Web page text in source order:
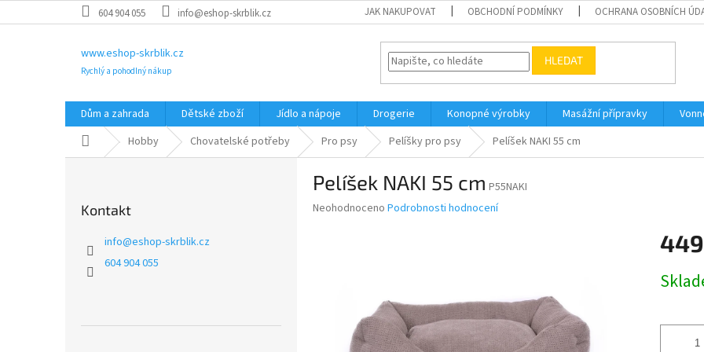
na
604 904 055 info@eshop-skrblik.cz JAK NAKUPOVAT OBCHODNÍ PODMÍNKY OCHRANA OSOBNÍCH
www.eshop-skrblik.cz
Rychlý a pohodlný nákup
HLEDAT
Dům a zahrada Dětské zboží Jídlo a nápoje Drogerie Konopné výrobky Masážní přípravky
Domů Hobby Chovatelské potřeby Pro psy Pelíšky pro psy Pelíšek NAKI 55 cm
Kontakt
info@eshop-skrblik.cz
604 904 055
Pelíšek NAKI 55 cm P55NAKI
Průměrné
Neohodnoceno Podrobnosti hodnocení
cena: